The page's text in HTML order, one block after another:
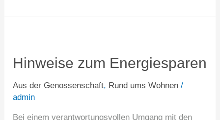
Hinweise zum Energiesparen
Aus der Genossenschaft, Rund ums Wohnen /
admin
Bei einem verantwortungsvollen Umgang mit den
Energiesparen